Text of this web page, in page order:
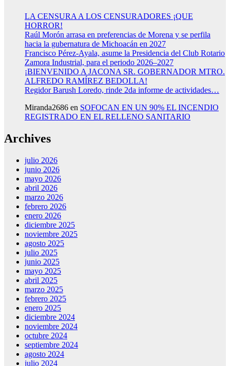
LA CENSURA A LOS CENSURADORES ¡QUE
HORROR!
Raúl Morón arrasa en preferencias de Morena y se perfila
hacia la gubernatura de Michoacán en 2027
Francisco Pérez-Ayala, asume la Presidencia del Club Rotario
Zamora Industrial, para el periodo 2026–2027
¡BIENVENIDO A JACONA SR. GOBERNADOR MTRO.
ALFREDO RAMÍREZ BEDOLLA!
Regidor Barush Loredo, rinde 2da informe de actividades…
Miranda2686 en SOFOCAN EN UN 90% EL INCENDIO
REGISTRADO EN EL RELLENO SANITARIO
Archives
julio 2026
junio 2026
mayo 2026
abril 2026
marzo 2026
febrero 2026
enero 2026
diciembre 2025
noviembre 2025
agosto 2025
julio 2025
junio 2025
mayo 2025
abril 2025
marzo 2025
febrero 2025
enero 2025
diciembre 2024
noviembre 2024
octubre 2024
septiembre 2024
agosto 2024
julio 2024